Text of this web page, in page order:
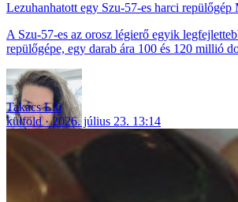
Lezuhanhatott egy Szu-57-es harci repülőgép
A Szu-57-es az orosz légierő egyik
repülőgépe, egy darab ára 100 és 120 millió
Takács Lili
külföld
2026. július 23. 13:14